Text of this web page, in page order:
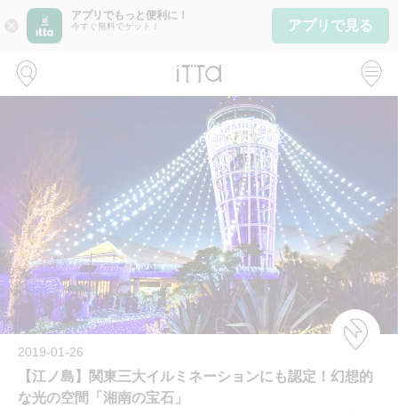
close
アプリでもっと便利に！
今すぐ無料でゲット！ アプリで見る
2019-01-26
【江ノ島】関東三大イルミネーションにも認定！幻想的
な光の空間「湘南の宝石」